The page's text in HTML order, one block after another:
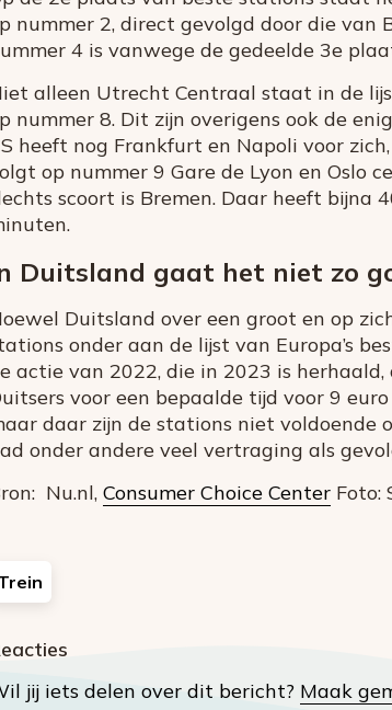
nummer 2, direct gevolgd door die van
4 is vanwege de gedeelde 3e
alleen Utrecht Centraal staat in de
nummer 8. Dit zijn overigens ook de
heeft nog Frankfurt en Napoli voor
op nummer 9 Gare de Lyon en
scoort is Bremen. Daar heeft
Duitsland gaat het niet zo
Duitsland over een groot en op
onder aan de lijst van Europa’s
actie van 2022, die in 2023 is
voor een bepaalde tijd voor 9
daar zijn de stations niet voldoende
onder andere veel vertraging als
Nu.nl, Consumer Choice Center Foto:
jij iets delen over dit bericht? Maak